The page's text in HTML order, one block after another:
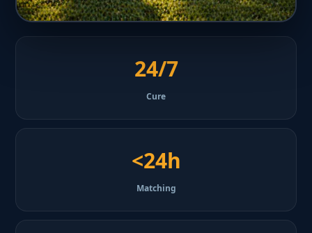
24/7
Cure
<24h
Matching